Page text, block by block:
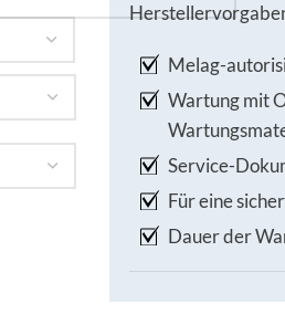
Melag-
Wartung mit
Service-
Für eine
Dauer der